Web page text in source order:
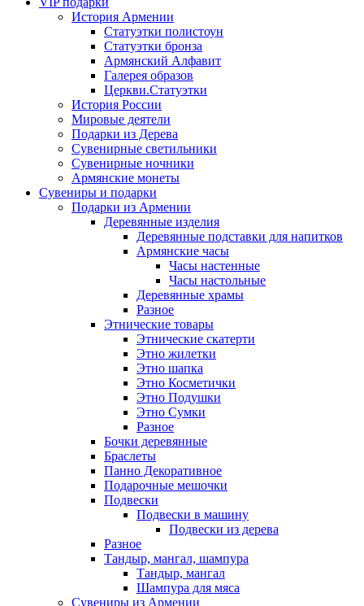
История Армении
Статуэтки полистоун
Статуэтки бронза
Армянский Алфавит
Галерея образов
Церкви.Статуэтки
История России
Мировые деятели
Подарки из Дерева
Сувенирные светильники
Сувенирные ночники
Армянские монеты
Сувениры и подарки
Подарки из Армении
Деревянные изделия
Деревянные подставки для напитков
Армянские часы
Часы настенные
Часы настольные
Деревянные храмы
Разное
Этнические товары
Этнические скатерти
Этно жилетки
Этно шапка
Этно Косметички
Этно Подушки
Этно Сумки
Разное
Бочки деревянные
Браслеты
Панно Декоративное
Подарочные мешочки
Подвески
Подвески в машину
Подвески из дерева
Разное
Тандыр, мангал, шампура
Тандыр, мангал
Шампура для мяса
Сувениры из Армении